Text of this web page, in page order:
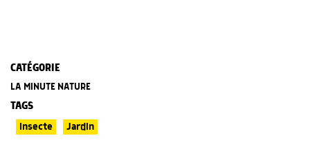
CATÉGORIE
LA MINUTE NATURE
TAGS
Insecte Jardin